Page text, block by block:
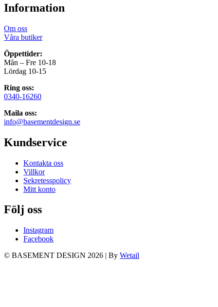
Information
Om oss
Våra butiker
Öppettider:
Mån – Fre 10-18
Lördag 10-15
Ring oss:
0340-16260
Maila oss:
info@basementdesign.se
Kundservice
Kontakta oss
Villkor
Sekretesspolicy
Mitt konto
Följ oss
Instagram
Facebook
© BASEMENT DESIGN 2026 | By Wetail